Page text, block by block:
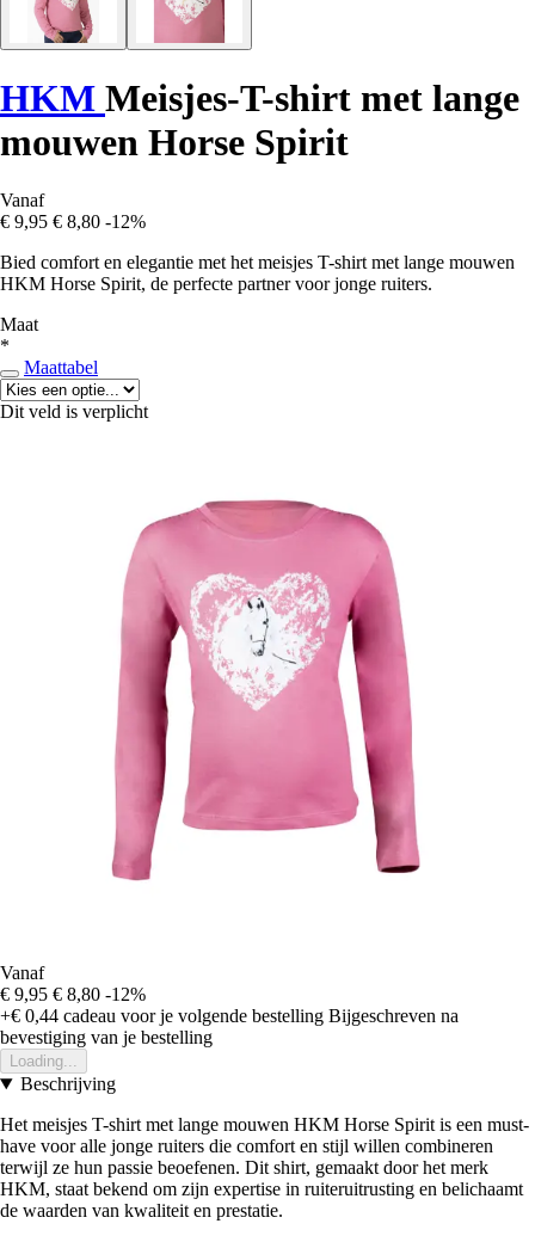
HKM Meisjes-T-shirt met lange
mouwen Horse Spirit
Vanaf
€ 9,95 € 8,80 -12%
Bied comfort en elegantie met het meisjes T-shirt met lange mouwen
HKM Horse Spirit, de perfecte partner voor jonge ruiters.
Maat
*
Maattabel
Dit veld is verplicht
Vanaf
€ 9,95 € 8,80 -12%
+€ 0,44 cadeau voor je volgende bestelling Bijgeschreven na
bevestiging van je bestelling
Loading...
Beschrijving
Het meisjes T-shirt met lange mouwen HKM Horse Spirit is een must-
have voor alle jonge ruiters die comfort en stijl willen combineren
terwijl ze hun passie beoefenen. Dit shirt, gemaakt door het merk
HKM, staat bekend om zijn expertise in ruiteruitrusting en belichaamt
de waarden van kwaliteit en prestatie.